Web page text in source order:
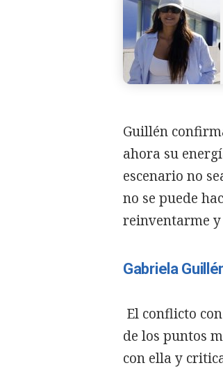
Guillén
ahora su
escenario no
no se puede
reinventarme
Gabriela
El conflicto
de los puntos
con ella y